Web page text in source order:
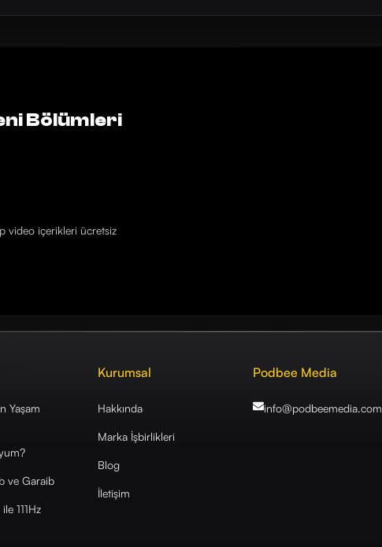
Bölümleri
video içerikleri ücretsiz
Yaşam
ve Garaib
111Hz
Kurumsal
Hakkında
Marka İşbirlikleri
Blog
İletişim
Podbee Media
info@podbeemedia.com